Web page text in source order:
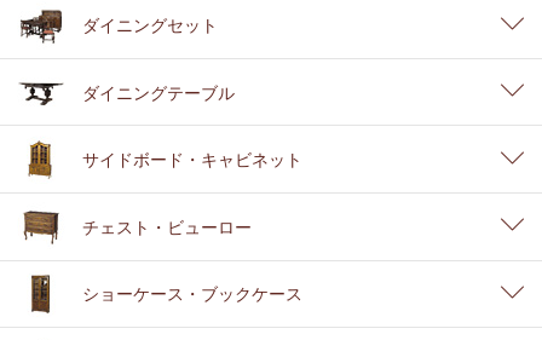
ダイニングセット
ダイニングテーブル
サイドボード・キャビネット
チェスト・ビューロー
ショーケース・ブックケース